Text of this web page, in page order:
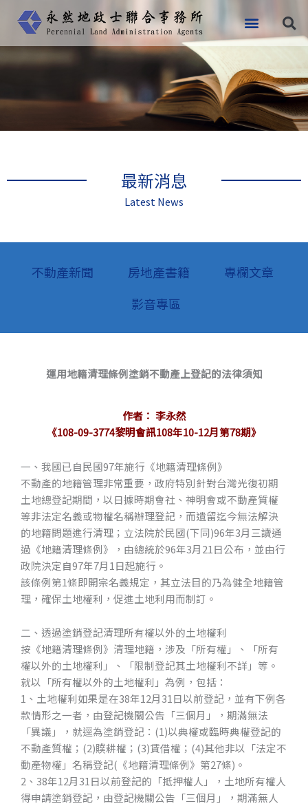
最新消息
Latest News
不動產新聞 房地產書籍
專欄文章
影音專區
運用地籍清理條例塗銷不動產上登記的法律須知
作者： 李永然
《108-09-3774黎明會訊108年10-12月第78期》
一、我國已自民國97年施行《地籍清理條例》
不動產的地籍管理非常重要，政府特別針對台灣光復初期
土地總登記期間，以日據時期會社、神明會或不動產質權
等非法定名義或物權名稱辦理登記，而遺留迄今無法解決
的地籍問題進行清理；立法院於民國(下同)96年3月三讀通
過《地籍清理條例》，由總統於96年3月21日公布，並由行
政院決定自97年7月1日起施行。
該條例第1條即開宗名義規定，其立法目的乃為健全地籍管
理，確保土地權利，促進土地利用而制訂。
二、透過塗銷登記清理所有權以外的土地權利
按《地籍清理條例》清理地籍，涉及「所有權」、「所有
權以外的土地權利」、「限制登記其土地權利不詳」等。
就以「所有權以外的土地權利」為例，包括：
1、土地權利如果是在38年12月31日以前登記，並有下例各
款情形之一者，由登記機關公告「三個月」，期滿無法
「異議」，就逕為塗銷登記：(1)以典權或臨時典權登記的
不動產質權；(2)贌耕權；(3)賃借權；(4)其他非以「法定不
動產物權」名稱登記(《地籍清理條例》第27條)。
2、38年12月31日以前登記的「抵押權人」，土地所有權人
得申請塗銷登記，由登記機關公告「三個月」，期滿無人